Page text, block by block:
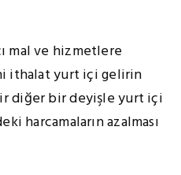
mal ve hizmetlere
ithalat yurt içi gelirin
diğer bir deyişle yurt içi
harcamaların azalması